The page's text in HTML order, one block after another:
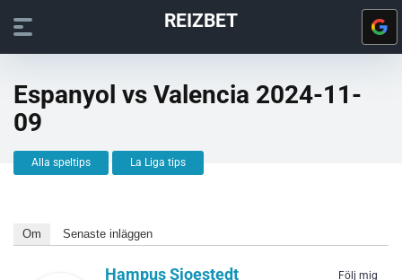
REIZBET
Espanyol vs Valencia 2024-11-
09
Alla speltips La Liga tips
Om Senaste inläggen
Följ mig
Hampus Sjoestedt